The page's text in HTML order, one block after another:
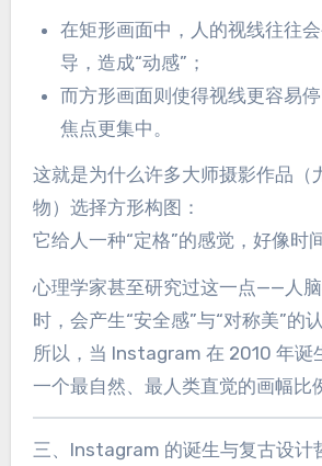
在矩形画面中，人的视线往往
导，造成“动感”；
而方形画面则使得视线更容易
焦点更集中。
这就是为什么许多大师摄影作品（
物）选择方形构图：
它给人一种“定格”的感觉，好像时
心理学家甚至研究过这一点——人
时，会产生“安全感”与“对称美”的
所以，当 Instagram 在 2010 年诞
一个最自然、最人类直觉的画幅比
三、Instagram 的诞生与复古设计